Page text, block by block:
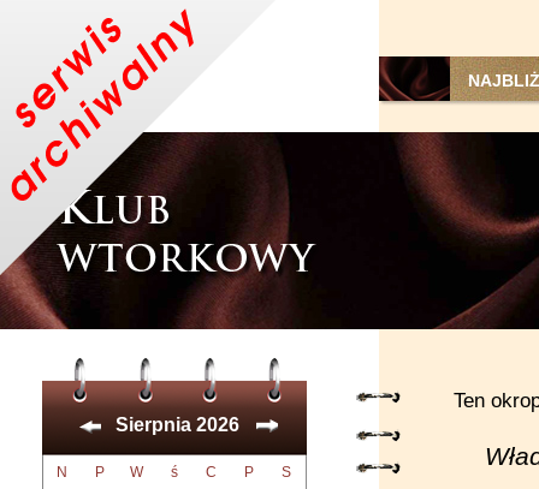
Sierpnia 2026
N P W ś C P
S
Ten